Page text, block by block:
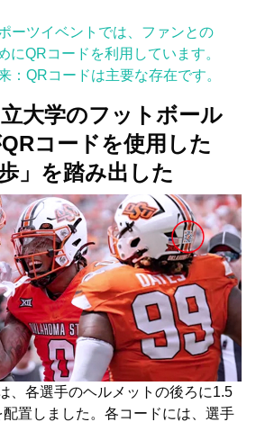
ーツイベントでは、ファンとの
にQRコードを利用しています。
：QRコードは主要な存在です。
大学のフットボール
コードを使用した
」を踏み出した
、各選手のヘルメットの後ろに1.5
置しました。各コードには、選手